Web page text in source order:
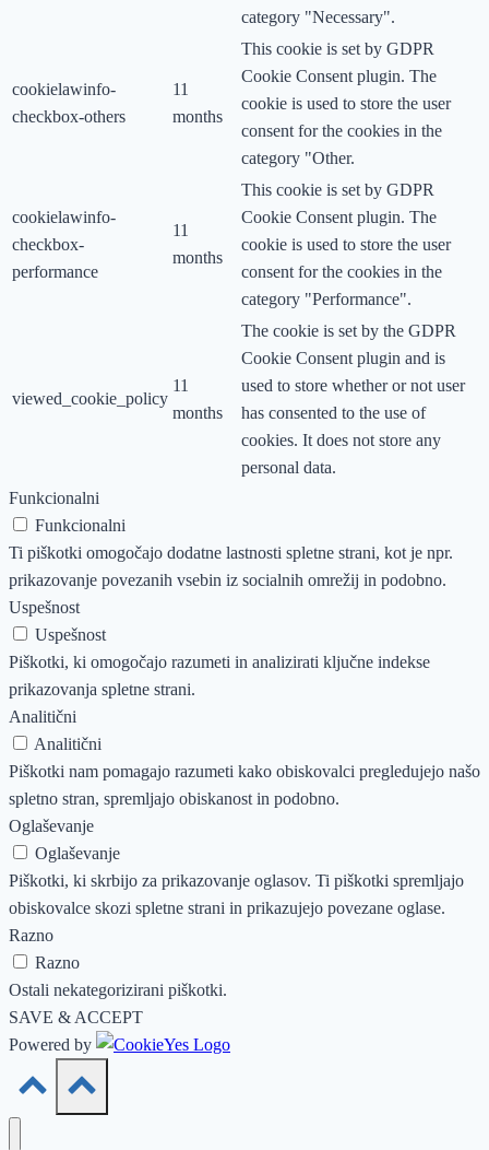
category "Necessary".
cookielawinfo-
checkbox-others
11
months
This cookie is set by GDPR
Cookie Consent plugin. The
cookie is used to store the user
consent for the cookies in the
category "Other.
cookielawinfo-
checkbox-
performance
11
months
This cookie is set by GDPR
Cookie Consent plugin. The
cookie is used to store the user
consent for the cookies in the
category "Performance".
viewed_cookie_policy
11
months
The cookie is set by the GDPR
Cookie Consent plugin and is
used to store whether or not user
has consented to the use of
cookies. It does not store any
personal data.
Funkcionalni
Funkcionalni
Ti piškotki omogočajo dodatne lastnosti spletne strani, kot je npr.
prikazovanje povezanih vsebin iz socialnih omrežij in podobno.
Uspešnost
Uspešnost
Piškotki, ki omogočajo razumeti in analizirati ključne indekse
prikazovanja spletne strani.
Analitični
Analitični
Piškotki nam pomagajo razumeti kako obiskovalci pregledujejo našo
spletno stran, spremljajo obiskanost in podobno.
Oglaševanje
Oglaševanje
Piškotki, ki skrbijo za prikazovanje oglasov. Ti piškotki spremljajo
obiskovalce skozi spletne strani in prikazujejo povezane oglase.
Razno
Razno
Ostali nekategorizirani piškotki.
SAVE & ACCEPT
Powered by